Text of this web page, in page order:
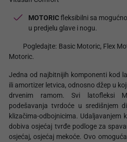
MOTORICfleksibilni sa
u predjelu glave i nogu.
Pogledajte: Basic Motoric, Flex
Motoric.
Jedna od najbitnijih komponenti kod
ili amortizer letvica, odnosno džep u
drvenim ramom. Svi latofleksi
podešavanja tvrdoće u središnjem
klizačima-odbojnicima. Udaljavanjem
dobiva osjećaj tvrđe podloge za
osjećaj, osjećaj mekoće. Ovo